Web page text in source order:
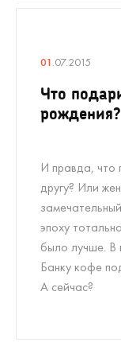
01 .07.2015
Что
рождения?
И правда, что
другу? Или
эпоху
было лучше. В
Банку кофе
А сейчас?